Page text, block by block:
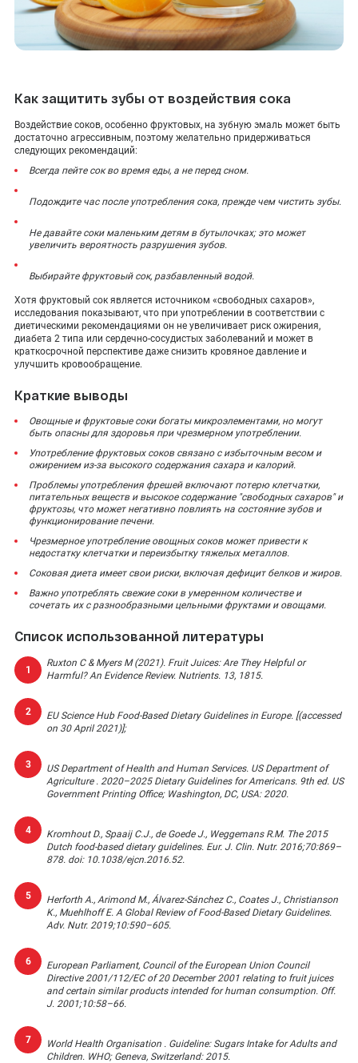
Как защитить зубы от воздействия сока
Воздействие соков, особенно фруктовых, на зубную эмаль может быть
достаточно агрессивным, поэтому желательно придерживаться
следующих рекомендаций:
Всегда пейте сок во время еды, а не перед сном.
Подождите час после употребления сока, прежде чем чистить зубы.
Не давайте соки маленьким детям в бутылочках; это может
увеличить вероятность разрушения зубов.
Выбирайте фруктовый сок, разбавленный водой.
Хотя фруктовый сок является источником «свободных сахаров»,
исследования показывают, что при употреблении в соответствии с
диетическими рекомендациями он не увеличивает риск ожирения,
диабета 2 типа или сердечно-сосудистых заболеваний и может в
краткосрочной перспективе даже снизить кровяное давление и
улучшить кровообращение.
Краткие выводы
Овощные и фруктовые соки богаты микроэлементами, но могут
быть опасны для здоровья при чрезмерном употреблении.
Употребление фруктовых соков связано с избыточным весом и
ожирением из-за высокого содержания сахара и калорий.
Проблемы употребления фрешей включают потерю клетчатки,
питательных веществ и высокое содержание "свободных сахаров" и
фруктозы, что может негативно повлиять на состояние зубов и
функционирование печени.
Чрезмерное употребление овощных соков может привести к
недостатку клетчатки и переизбытку тяжелых металлов.
Соковая диета имеет свои риски, включая дефицит белков и жиров.
Важно употреблять свежие соки в умеренном количестве и
сочетать их с разнообразными цельными фруктами и овощами.
Список использованной литературы
Ruxton C & Myers M (2021). Fruit Juices: Are They Helpful or
Harmful? An Evidence Review. Nutrients. 13, 1815.
EU Science Hub Food-Based Dietary Guidelines in Europe. [(accessed
on 30 April 2021)];
US Department of Health and Human Services. US Department of
Agriculture . 2020–2025 Dietary Guidelines for Americans. 9th ed. US
Government Printing Office; Washington, DC, USA: 2020.
Kromhout D., Spaaij C.J., de Goede J., Weggemans R.M. The 2015
Dutch food-based dietary guidelines. Eur. J. Clin. Nutr. 2016;70:869–
878. doi: 10.1038/ejcn.2016.52.
Herforth A., Arimond M., Álvarez-Sánchez C., Coates J., Christianson
K., Muehlhoff E. A Global Review of Food-Based Dietary Guidelines.
Adv. Nutr. 2019;10:590–605.
European Parliament, Council of the European Union Council
Directive 2001/112/EC of 20 December 2001 relating to fruit juices
and certain similar products intended for human consumption. Off.
J. 2001;10:58–66.
World Health Organisation . Guideline: Sugars Intake for Adults and
Children. WHO; Geneva, Switzerland: 2015.